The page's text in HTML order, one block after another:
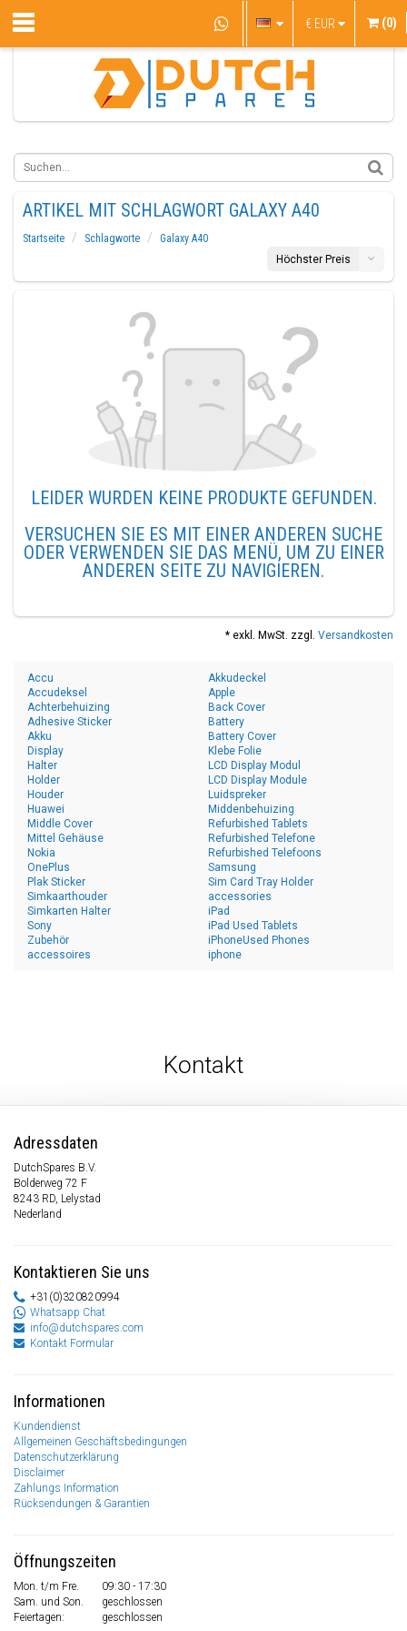
€ EUR (0)
ARTIKEL MIT SCHLAGWORT GALAXY A40
Startseite Schlagworte
Galaxy A40
Höchster Preis
LEIDER WURDEN KEINE PRODUKTE GEFUNDEN.
VERSUCHEN SIE ES MIT EINER ANDEREN SUCHE
ODER VERWENDEN SIE DAS MENÜ, UM ZU EINER
ANDEREN SEITE ZU NAVIGIEREN.
* exkl. MwSt. zzgl. Versandkosten
Accu
Accudeksel
Achterbehuizing
Adhesive Sticker
Akku
Akkudeckel
Apple
Back Cover
Battery
Battery Cover
Display
Halter
Holder
Houder
Huawei
Klebe Folie
LCD Display Modul
LCD Display Module
Luidspreker
Middenbehuizing
Middle Cover
Mittel Gehäuse
Nokia
OnePlus
Plak Sticker
Refurbished Tablets
Refurbished Telefone
Refurbished Telefoons
Samsung
Sim Card Tray Holder
Simkaarthouder
Simkarten Halter
Sony
Zubehör
accessoires
accessories
iPad
iPad Used Tablets
iPhoneUsed Phones
iphone
Kontakt
Adressdaten
DutchSpares B.V.
Bolderweg 72 F
8243 RD, Lelystad
Nederland
Kontaktieren Sie uns
+31(0)320820994
Whatsapp Chat
info@dutchspares.com
Kontakt Formular
Informationen
Kundendienst
Allgemeinen Geschäftsbedingungen
Datenschutzerklärung
Disclaimer
Zahlungs Information
Rücksendungen & Garantien
Öffnungszeiten
Mon. t/m Fre.
09:30 - 17:30
Sam. und Son.
geschlossen
Feiertagen:
geschlossen